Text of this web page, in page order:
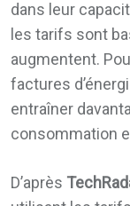
dans leur
les tarifs sont
augmentent.
factures
entraîner
consommation
D’après